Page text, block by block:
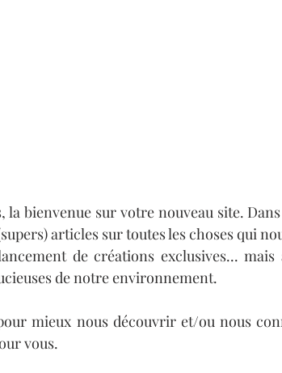
la bienvenue sur votre nouveau site.
articles sur toutes les choses qui
de créations exclusives... mais
de notre environnement.
mieux nous découvrir et/ou nous
vous.